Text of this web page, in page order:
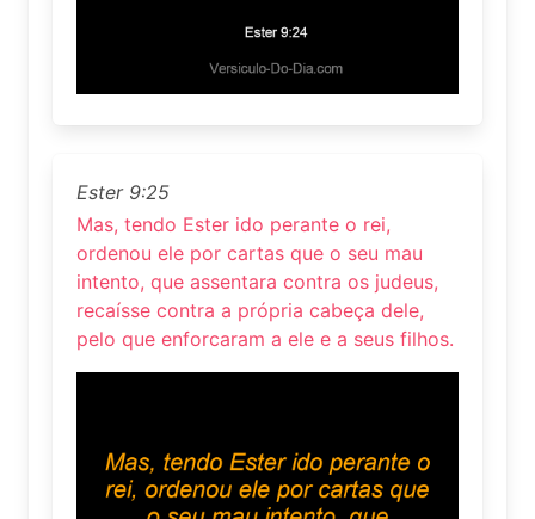
Ester 9:25
Mas, tendo Ester ido perante o rei,
ordenou ele por cartas que o seu mau
intento, que assentara contra os judeus,
recaísse contra a própria cabeça dele,
pelo que enforcaram a ele e a seus filhos.